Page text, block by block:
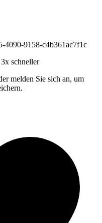
4090-9158-c4b361ac7f1c
3x schneller
melden Sie sich an, um